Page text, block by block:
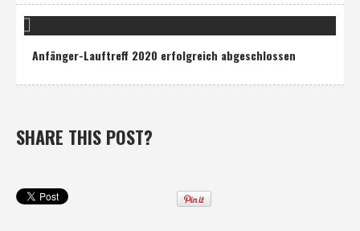
Anfänger-Lauftreff 2020 erfolgreich abgeschlossen
SHARE THIS POST?